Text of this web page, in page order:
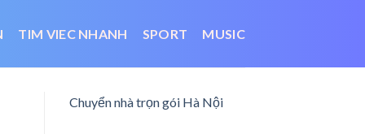
TIM VIEC NHANH SPORT MUSIC
Chuyển nhà trọn gói Hà Nội